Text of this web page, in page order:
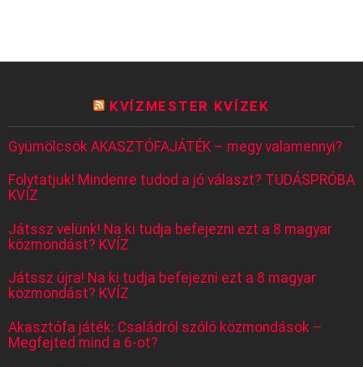
KVÍZMESTER KVÍZEK
Gyümölcsök AKASZTÓFAJÁTÉK – megy valamennyi?
Folytatjuk! Mindenre tudod a jó választ? TUDÁSPRÓBA
KVÍZ
Játssz velünk! Na ki tudja befejezni ezt a 8 magyar
közmondást? KVÍZ
Játssz újra! Na ki tudja befejezni ezt a 8 magyar
közmondást? KVÍZ
Akasztófa játék: Családról szóló közmondások –
Megfejted mind a 6-ot?